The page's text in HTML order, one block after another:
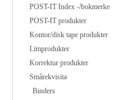
POST-IT Index -/bokmerke
POST-IT produkter
Kontor/disk tape produkter
Limprodukter
Korrektur produkter
Smårekvisita
Binders